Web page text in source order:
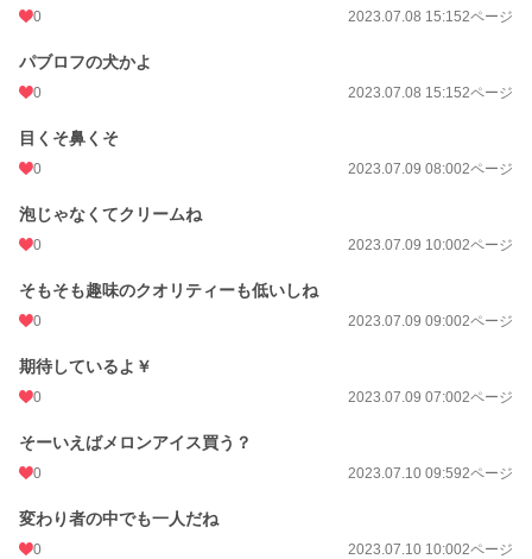
0 2023.07.08 15:152ページ
パブロフの犬かよ
0 2023.07.08 15:152ページ
目くそ鼻くそ
0 2023.07.09 08:002ページ
泡じゃなくてクリームね
0 2023.07.09 10:002ページ
そもそも趣味のクオリティーも低いしね
0 2023.07.09 09:002ページ
期待しているよ￥
0 2023.07.09 07:002ページ
そーいえばメロンアイス買う？
0 2023.07.10 09:592ページ
変わり者の中でも一人だね
0 2023.07.10 10:002ページ